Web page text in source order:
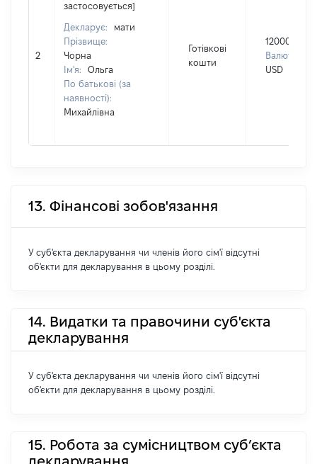
2
застосовується]
Декларує:
мати
Прізвище:
Чорна
Ім'я:
Ольга
По батькові (за
наявності):
Михайлівна
Готівкові
кошти
12000
Валюта:
USD
13. Фінансові зобов'язання
У суб'єкта декларування чи членів його сім'ї відсутні
об'єкти для декларування в цьому розділі.
14. Видатки та правочини суб'єкта
декларування
У суб'єкта декларування чи членів його сім'ї відсутні
об'єкти для декларування в цьому розділі.
15. Робота за сумісництвом суб’єкта
декларування